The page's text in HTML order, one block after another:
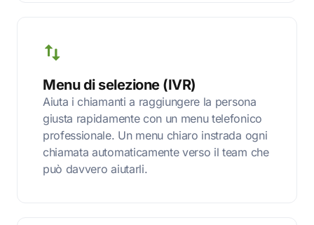
Menu di selezione (IVR)
Aiuta i chiamanti a raggiungere la persona
giusta rapidamente con un menu telefonico
professionale. Un menu chiaro instrada ogni
chiamata automaticamente verso il team che
può davvero aiutarli.